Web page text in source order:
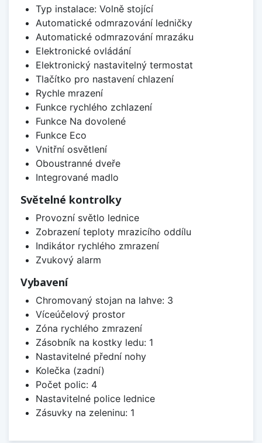
Typ instalace: Volně stojící
Automatické odmrazování ledničky
Automatické odmrazování mrazáku
Elektronické ovládání
Elektronický nastavitelný termostat
Tlačítko pro nastavení chlazení
Rychle mrazení
Funkce rychlého zchlazení
Funkce Na dovolené
Funkce Eco
Vnitřní osvětlení
Oboustranné dveře
Integrované madlo
Světelné kontrolky
Provozní světlo lednice
Zobrazení teploty mrazicího oddílu
Indikátor rychlého zmrazení
Zvukový alarm
Vybavení
Chromovaný stojan na lahve: 3
Víceúčelový prostor
Zóna rychlého zmrazení
Zásobník na kostky ledu: 1
Nastavitelné přední nohy
Kolečka (zadní)
Počet polic: 4
Nastavitelné police lednice
Zásuvky na zeleninu: 1